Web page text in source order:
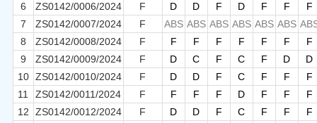
6
ZS0142/0006/2024 F D D F D F F
F
7
ZS0142/0007/2024 F ABS ABS ABS ABS ABS ABS
8
ZS0142/0008/2024 F F F F F F F
F
9
ZS0142/0009/2024 F D C F C F D
D
10 ZS0142/0010/2024 F D D F C F F
F
11
ZS0142/0011/2024 F F F F D F F
F
12
ZS0142/0012/2024 F D D F C F F
F